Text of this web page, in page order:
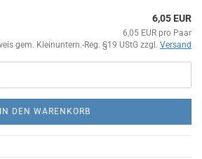
6,05 EUR
6,05 EUR pro Paar
gem. Kleinuntern.-Reg. §19 UStG zzgl. Versand
IN DEN WARENKORB